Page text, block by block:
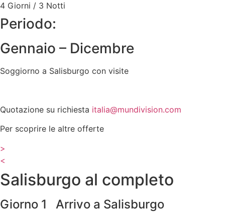
4 Giorni / 3 Notti
Periodo:
Gennaio – Dicembre
Soggiorno a Salisburgo con visite
Quotazione su richiesta italia@mundivision.com
Per scoprire le altre offerte
>
<
Salisburgo al completo
Giorno 1 Arrivo a Salisburgo